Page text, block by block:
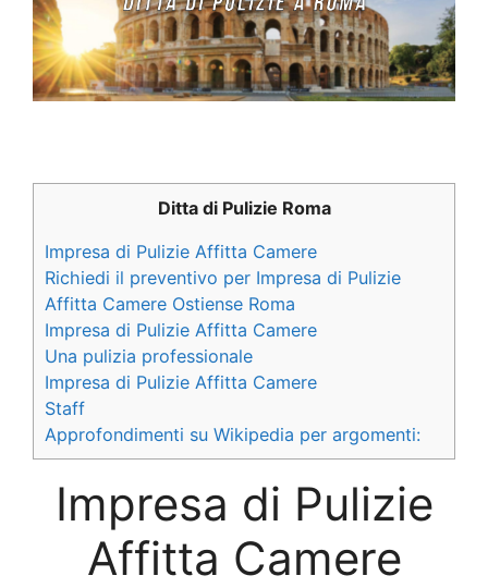
Ditta di Pulizie Roma
Impresa di Pulizie Affitta Camere
Richiedi il preventivo per Impresa di Pulizie
Affitta Camere Ostiense Roma
Impresa di Pulizie Affitta Camere
Una pulizia professionale
Impresa di Pulizie Affitta Camere
Staff
Approfondimenti su Wikipedia per argomenti:
Impresa di Pulizie
Affitta Camere